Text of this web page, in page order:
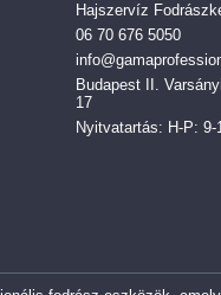
Hajszervíz
06 70 676 5050
Budapest II.
17
Nyitvatartás: H-P: 9-